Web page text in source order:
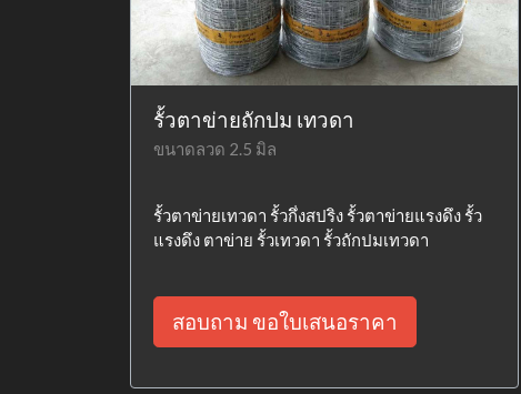
รั้วตาข่ายถักปม เทวดา
ขนาดลวด 2.5 มิล
รั้วตาข่ายเทวดา รั้วกึ่งสปริง รั้วตาข่ายแรงดึง รั้ว
แรงดึง ตาข่าย รั้วเทวดา รั้วถักปมเทวดา
สอบถาม ขอใบเสนอราคา